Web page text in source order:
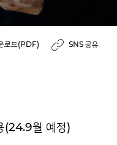
로드(PDF) SNS 공유
(24.9월 예정)